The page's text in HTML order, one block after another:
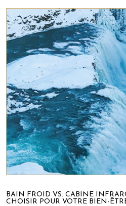
BAIN FROID VS. CABINE
CHOISIR POUR VOTRE BIEN-